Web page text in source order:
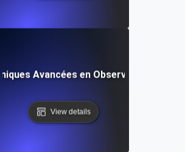
Avancées en Observabilité et
View details